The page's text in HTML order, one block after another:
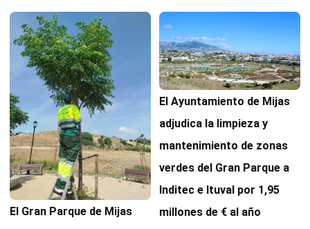
El Gran Parque de Mijas
El Ayuntamiento de Mijas
adjudica la limpieza y
mantenimiento de zonas
verdes del Gran Parque a
Inditec e Ituval por 1,95
millones de € al año